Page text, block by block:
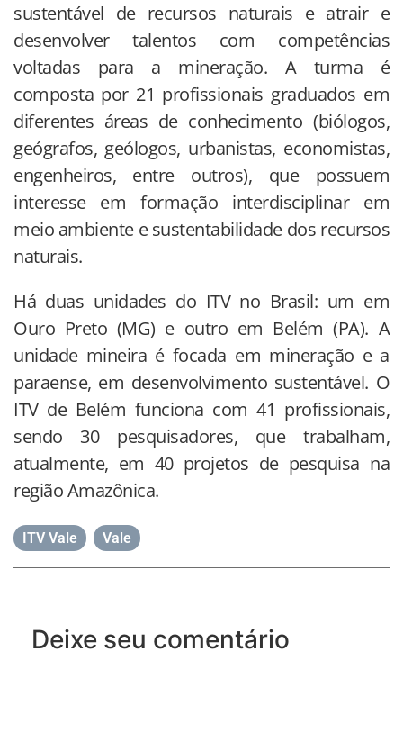
sustentável de recursos naturais e atrair e
desenvolver talentos com competências
voltadas para a mineração. A turma é
composta por 21 profissionais graduados em
diferentes áreas de conhecimento (biólogos,
geógrafos, geólogos, urbanistas, economistas,
engenheiros, entre outros), que possuem
interesse em formação interdisciplinar em
meio ambiente e sustentabilidade dos recursos
naturais.
Há duas unidades do ITV no Brasil: um em
Ouro Preto (MG) e outro em Belém (PA). A
unidade mineira é focada em mineração e a
paraense, em desenvolvimento sustentável. O
ITV de Belém funciona com 41 profissionais,
sendo 30 pesquisadores, que trabalham,
atualmente, em 40 projetos de pesquisa na
região Amazônica.
ITV Vale Vale
Deixe seu comentário